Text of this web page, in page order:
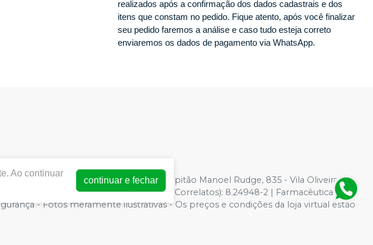
realizados após a confirmação dos dados cadastrais e dos
itens que constam no pedido. Fique atento, após você finalizar
seu pedido faremos a análise e caso tudo esteja correto
enviaremos os dados de pagamento via WhatsApp.
14.211.806/0001-33 | Avenida Capitão Manoel Rudge, 835 - Vila Oliveira,
1.29942-5, Produtos para Saúde (Correlatos): 8.24948-2 | Farmacêutica
- Fotos meramente ilustrativas - Os preços e condições da loja virtual estão
Ao continuar
continuar e fechar